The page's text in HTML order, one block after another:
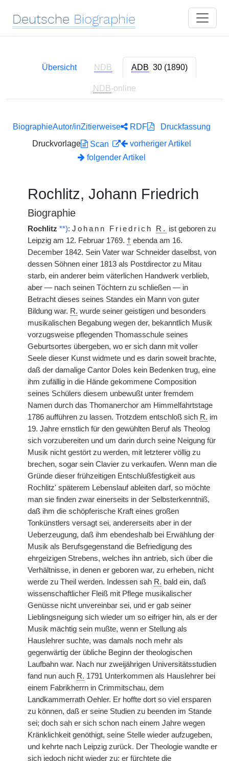
Deutsche Biographie
Übersicht NDB ADB 30 (1890)
NDB-online
BiographieAutor/inZitierweise RDF
Druckfassung
Druckvorlage
Scan
vorheriger Artikel
folgender Artikel
Rochlitz, Johann Friedrich
Biographie
Rochlitz **): Johann Friedrich R. ist geboren zu
Leipzig am 12. Februar 1769. † ebenda am 16.
December 1842. Sein Vater war Schneider daselbst, von
dessen Söhnen einer 1813 als Postdirector zu Mitau
starb, ein anderer beim väterlichen Handwerk verblieb,
aber — nach seinen Töchtern zu schließen — in
Betracht dieses seines Standes ein Mann von guter
Bildung war. R. wurde seiner geistigen und besonders
musikalischen Begabung wegen der, bekanntlich Musik
vorzugsweise pflegenden Thomasschule seines
Geburtsortes übergeben, wo er sich dann mit voller
Seele dieser Kunst widmete und es darin soweit brachte,
daß der damalige Cantor Doles kein Bedenken trug, eine
ihm zufällig in die Hände gekommene Composition
seines Schülers diesem unbewußt unter fremdem
Namen durch das Thomanerchor am Himmelfahrtstage
1786 aufführen zu lassen. Trotzdem entschloß sich R. im
19. Jahre ernstlich für den gewühlten Beruf als Theolog
sich vorzubereiten und um darin durch seine Neigung für
Musik nicht gestört zu werden, mit letzterer völlig zu
brechen, sogar sein Clavier zu verkaufen. Wenn man die
Gründe dieser frühzeitigen Entschlußfestigkeit aus
Rochlitz' späterem Lebenslauf ableiten darf, so möchte
man sie finden zwar einerseits in der Selbsterkenntniß,
daß ihm die schöpferische Kraft eines großen
Tonkünstlers versagt sei, andererseits aber in der
Ueberzeugung, daß ihm ebendeshalb bei Erwählung der
Musik als Berufsgegenstand die Befriedigung des
ehrgeizigen Strebens, welches ihn antrieb, sich über die
Verhältnisse, in denen er geboren war, zu erheben, nicht
werde zu Theil werden. Indessen sah R. bald ein, daß
wissenschaftlicher Fleiß mit Pflege musikalischer
Genüsse nicht unvereinbar sei, und er gab seiner
Lieblingsneigung sich wieder um so eifriger hin, als er der
Musik mächtig sein mußte, wenn er Stellung als
Hauslehrer suchte, was damals noch mehr als
gegenwärtig der übliche Beginn der theologischen
Laufbahn war. Nach nur zweijährigen Universitätsstudien
fand nun auch R. 1791 Unterkommen als Hauslehrer bei
einem Fabrikherrn in Crimmitschau, dem
Landkammerrath Oehler. Er hoffte dort so viel ersparen
zu können, daß er seine Studien zu beenden im Stande
sei; doch sah er sich schon nach einem Jahre wegen
Kränklichkeit genöthigt, seine Stelle wieder aufzugeben,
und kehrte nach Leipzig zurück. Der Theologie wandte er
sich jedoch nicht wieder zu: er fürchtete die